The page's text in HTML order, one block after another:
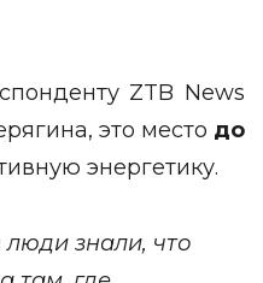
ZTB News
это место до
энергетику.
знали, что